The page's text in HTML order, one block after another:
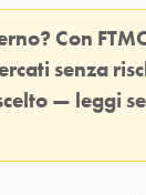
Con
senza
— leggi